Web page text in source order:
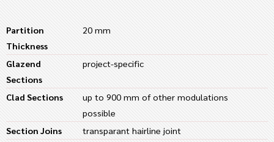
Partition
Thickness
20 mm
Glazend
Sections
project-specific
Clad Sections
up to 900 mm of other modulations
possible
Section Joins
transparant hairline joint